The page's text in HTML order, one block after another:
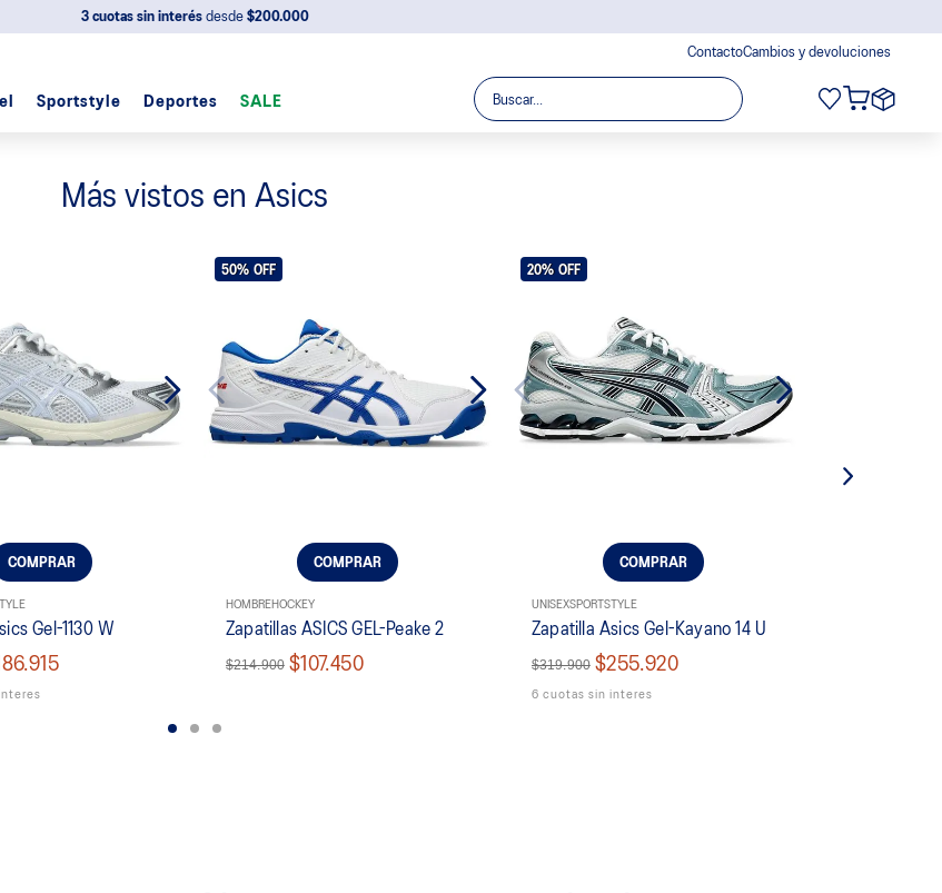
3 cuotas sin interésdesde $200.000
ContactoCambios y devoluciones
Sportstyle Deportes SALE
Buscar...
Más vistos en Asics
COMPRAR
Gel-1130 W
COMPRAR
HOMBREHOCKEY
Zapatillas ASICS GEL-Peake 2
$214.900 $107.450
50% OFF
COMPRAR
UNISEXSPORTSTYLE
Zapatilla Asics Gel-Kayano 14 U
$319.900 $255.920
20% OFF
6 cuotas sin interes